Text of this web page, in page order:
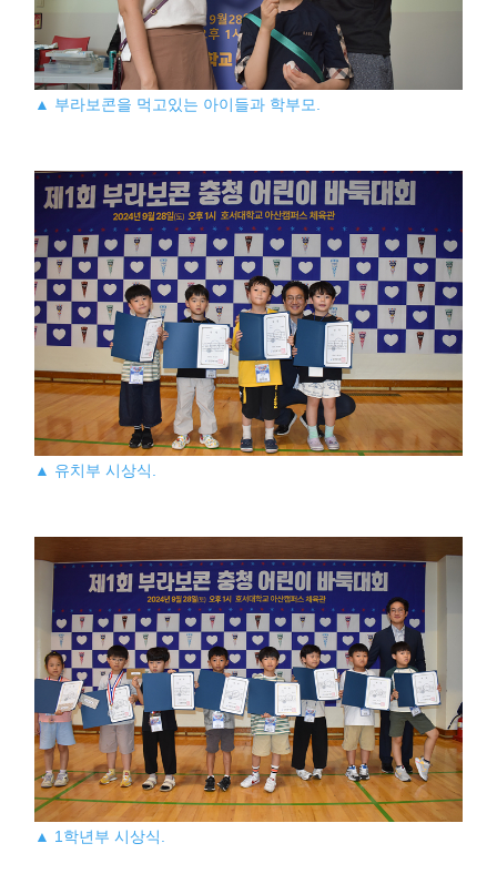
▲ 부라보콘을 먹고있는 아이들과 학부모.
▲ 유치부 시상식.
▲ 1학년부 시상식.